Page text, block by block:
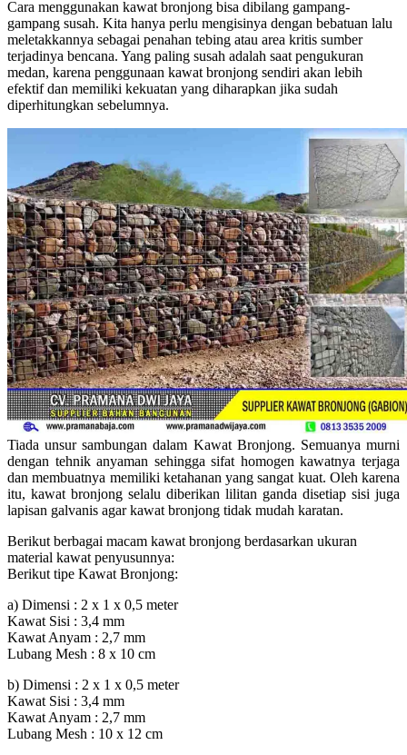
Cara menggunakan kawat bronjong bisa dibilang gampang-
gampang susah. Kita hanya perlu mengisinya dengan bebatuan lalu
meletakkannya sebagai penahan tebing atau area kritis sumber
terjadinya bencana. Yang paling susah adalah saat pengukuran
medan, karena penggunaan kawat bronjong sendiri akan lebih
efektif dan memiliki kekuatan yang diharapkan jika sudah
diperhitungkan sebelumnya.
Tiada unsur sambungan dalam Kawat Bronjong. Semuanya murni
dengan tehnik anyaman sehingga sifat homogen kawatnya terjaga
dan membuatnya memiliki ketahanan yang sangat kuat. Oleh karena
itu, kawat bronjong selalu diberikan lilitan ganda disetiap sisi juga
lapisan galvanis agar kawat bronjong tidak mudah karatan.
Berikut berbagai macam kawat bronjong berdasarkan ukuran
material kawat penyusunnya:
Berikut tipe Kawat Bronjong:
a) Dimensi : 2 x 1 x 0,5 meter
Kawat Sisi : 3,4 mm
Kawat Anyam : 2,7 mm
Lubang Mesh : 8 x 10 cm
b) Dimensi : 2 x 1 x 0,5 meter
Kawat Sisi : 3,4 mm
Kawat Anyam : 2,7 mm
Lubang Mesh : 10 x 12 cm